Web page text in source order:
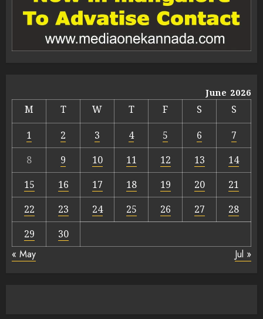
June 2026
M T W T F S
S
1
2 3 4 5 6
7
8
9 10 11 12 13
14
15
16 17 18 19 20
21
22
23 24 25 26 27
28
29
30
« May Jul »